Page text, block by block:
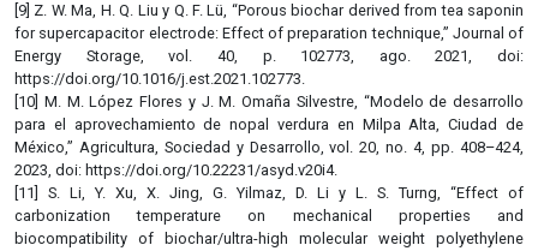
[9] Z. W. Ma, H. Q. Liu y Q. F. Lü, “Porous biochar derived from tea saponin
for supercapacitor electrode: Effect of preparation technique,” Journal of
Energy Storage, vol. 40, p. 102773, ago. 2021, doi:
https://doi.org/10.1016/j.est.2021.102773.
[10] M. M. López Flores y J. M. Omaña Silvestre, “Modelo de desarrollo
para el aprovechamiento de nopal verdura en Milpa Alta, Ciudad de
México,” Agricultura, Sociedad y Desarrollo, vol. 20, no. 4, pp. 408–424,
2023, doi: https://doi.org/10.22231/asyd.v20i4.
[11] S. Li, Y. Xu, X. Jing, G. Yilmaz, D. Li y L. S. Turng, “Effect of
carbonization temperature on mechanical properties and
biocompatibility of biochar/ultra-high molecular weight polyethylene